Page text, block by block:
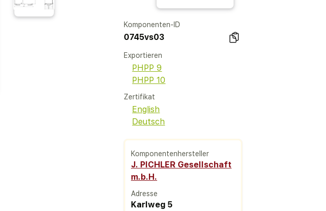
Komponenten-ID
0745vs03
Exportieren
PHPP 9
PHPP 10
Zertifikat
English
Deutsch
Komponentenhersteller
J. PICHLER Gesellschaft
m.b.H.
Adresse
Karlweg 5